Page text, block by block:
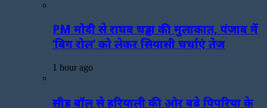
PM मोदी से राघव चड्ढा की मुलाकात, पंजाब में
‘बिग रोल’ को लेकर सियासी चर्चाएं तेज
1 hour ago
सीड बॉल से हरियाली की ओर बढ़े पिपरिया के